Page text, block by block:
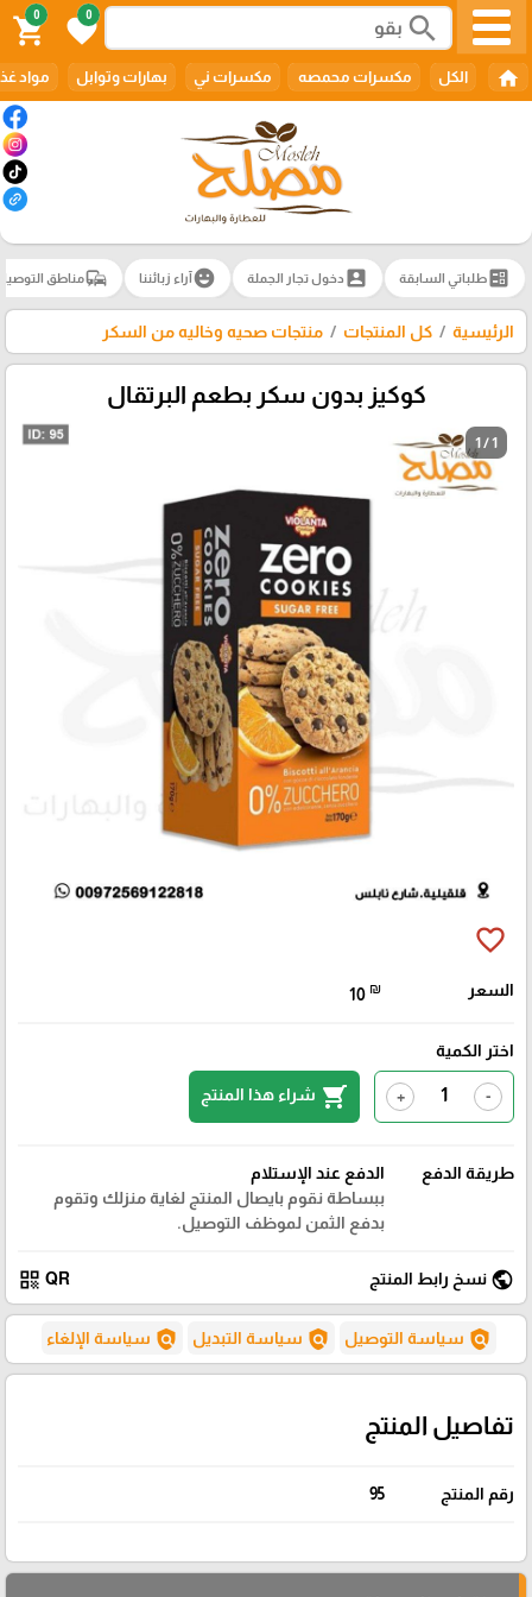
search
0
favorite
0
shopping_cart
home الكل مكسرات محمصه مكسرات ني بهارات وتوابل مواد
ballotطلباتي السابقة account_box دخول تجار الجملة emoji_emotionsآراء زبائننا commuteمناطق
الرئيسية كل المنتجات منتجات صحيه وخاليه من السكر
كوكيز بدون سكر بطعم البرتقال
1 / 1
favorite_border
السعر 10 ₪
اختر الكمية
-
+
shopping_cart شراء هذا المنتج
طريقة الدفع
الدفع عند الإستلام
ببساطة نقوم بايصال المنتج لغاية منزلك وتقوم
بدفع الثمن لموظف التوصيل.
public نسخ رابط المنتج QR
qr_code
policy سياسة التوصيل policy سياسة التبديل policy سياسة الإلغاء
تفاصيل المنتج
رقم المنتج 95